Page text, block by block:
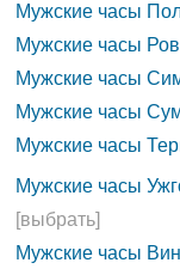
Мужские часы
Мужские часы
Мужские часы
Мужские часы
Мужские часы
Мужские часы
[выбрать]
Мужские часы